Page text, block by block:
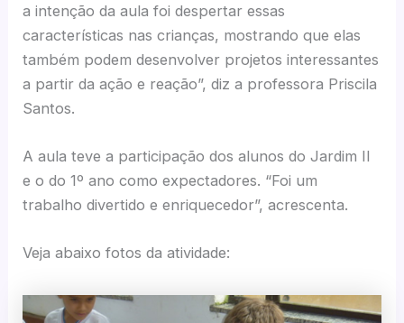
a intenção da aula foi despertar essas
características nas crianças, mostrando que elas
também podem desenvolver projetos interessantes
a partir da ação e reação”, diz a professora Priscila
Santos.
A aula teve a participação dos alunos do Jardim II
e o do 1º ano como expectadores. “Foi um
trabalho divertido e enriquecedor”, acrescenta.
Veja abaixo fotos da atividade: